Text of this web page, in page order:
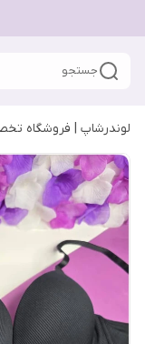
جستجو
لوندرشاپ | فروشگاه